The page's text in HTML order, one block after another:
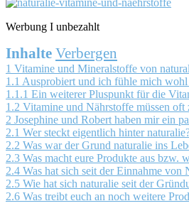
Werbung Ι unbezahlt
Inhalte Verbergen
1 Vitamine und Mineralstoffe von
1.1 Ausprobiert und ich fühle mich
1.1.1 Ein weiterer Pluspunkt für die
1.2 Vitamine und Nährstoffe müssen oft
2 Josephine und Robert haben mir ein
2.1 Wer steckt eigentlich hinter
2.2 Was war der Grund naturalie ins
2.3 Was macht eure Produkte aus bzw.
2.4 Was hat sich seit der Einnahme von
2.5 Wie hat sich naturalie seit der
2.6 Was treibt euch an noch weitere